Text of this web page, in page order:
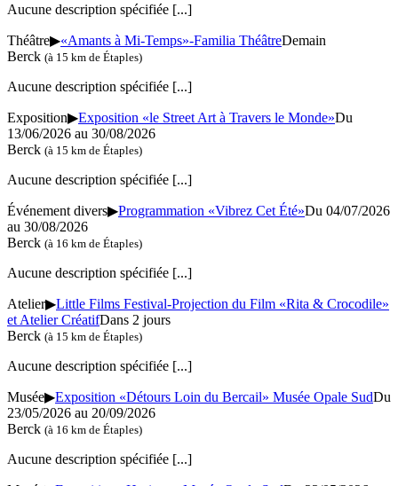
Aucune description spécifiée [...]
Théâtre▶«Amants à Mi-Temps»-Familia ThéâtreDemain
Berck (à 15 km de Étaples)
Aucune description spécifiée [...]
Exposition▶Exposition «le Street Art à Travers le Monde»Du
13/06/2026 au 30/08/2026
Berck (à 15 km de Étaples)
Aucune description spécifiée [...]
Événement divers▶Programmation «Vibrez Cet Été»Du 04/07/2026
au 30/08/2026
Berck (à 16 km de Étaples)
Aucune description spécifiée [...]
Atelier▶Little Films Festival-Projection du Film «Rita & Crocodile»
et Atelier CréatifDans 2 jours
Berck (à 15 km de Étaples)
Aucune description spécifiée [...]
Musée▶Exposition «Détours Loin du Bercail» Musée Opale SudDu
23/05/2026 au 20/09/2026
Berck (à 16 km de Étaples)
Aucune description spécifiée [...]